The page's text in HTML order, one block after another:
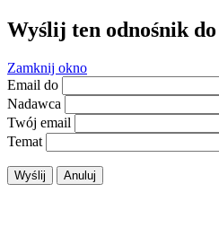
Wyślij ten odnośnik
Zamknij okno
Email do
Nadawca
Twój email
Temat
Wyślij Anuluj